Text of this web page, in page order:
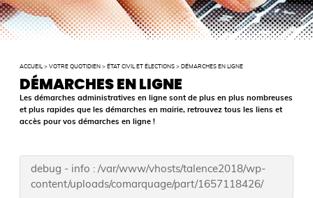
ACCUEIL >VOTRE QUOTIDIEN > ÉTAT CIVIL ET ÉLECTIONS > DÉMARCHES EN LIGNE
DÉMARCHES EN LIGNE
Les démarches administratives en ligne sont de plus en plus nombreuses
et plus rapides que les démarches en mairie, retrouvez tous les liens et
accès pour vos démarches en ligne !
debug - info : /var/www/vhosts/talence2018/wp-
content/uploads/comarquage/part/1657118426/